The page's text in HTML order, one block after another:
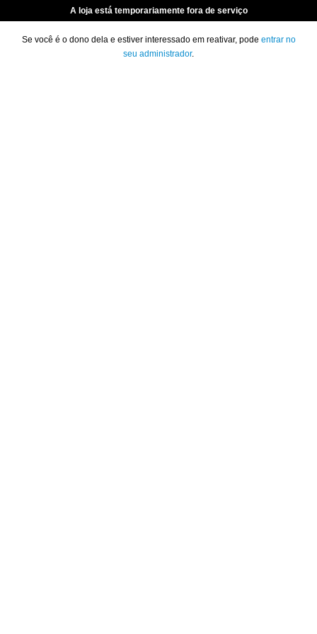
A loja está temporariamente fora de serviço
Se você é o dono dela e estiver interessado em reativar, pode entrar no
seu administrador.